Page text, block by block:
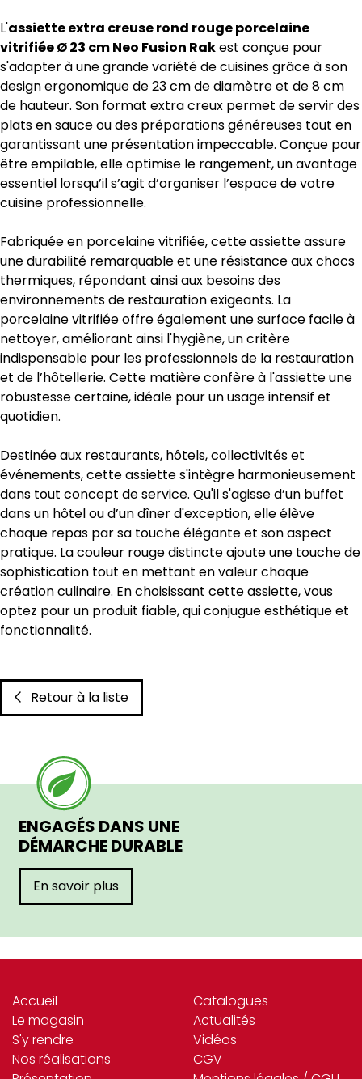
L'assiette extra creuse rond rouge porcelaine
vitrifiée Ø 23 cm Neo Fusion Rakest conçue pour
s'adapter à une grande variété de cuisines grâce à son
design ergonomique de 23 cm de diamètre et de 8 cm
de hauteur. Son format extra creux permet de servir des
plats en sauce ou des préparations généreuses tout en
garantissant une présentation impeccable. Conçue pour
être empilable, elle optimise le rangement, un avantage
essentiel lorsqu’il s’agit d’organiser l’espace de votre
cuisine professionnelle.
Fabriquée en porcelaine vitrifiée, cette assiette assure
une durabilité remarquable et une résistance aux chocs
thermiques, répondant ainsi aux besoins des
environnements de restauration exigeants. La
porcelaine vitrifiée offre également une surface facile à
nettoyer, améliorant ainsi l'hygiène, un critère
indispensable pour les professionnels de la restauration
et de l’hôtellerie. Cette matière confère à l'assiette une
robustesse certaine, idéale pour un usage intensif et
quotidien.
Destinée aux restaurants, hôtels, collectivités et
événements, cette assiette s'intègre harmonieusement
dans tout concept de service. Qu'il s'agisse d’un buffet
dans un hôtel ou d’un dîner d'exception, elle élève
chaque repas par sa touche élégante et son aspect
pratique. La couleur rouge distincte ajoute une touche de
sophistication tout en mettant en valeur chaque
création culinaire. En choisissant cette assiette, vous
optez pour un produit fiable, qui conjugue esthétique et
fonctionnalité.
Retour à la liste
ENGAGÉS DANS UNE
DÉMARCHE DURABLE
En savoir plus
Accueil
Le magasin
S'y rendre
Nos réalisations
Catalogues
Actualités
Vidéos
CGV